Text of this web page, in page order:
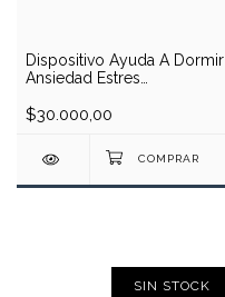
Dispositivo Ayuda A Dormir
Ansiedad Estres
$30.000,00
SIN STOCK